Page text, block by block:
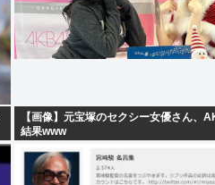
【画像】元宝塚のセクシー女優さん、
結果www